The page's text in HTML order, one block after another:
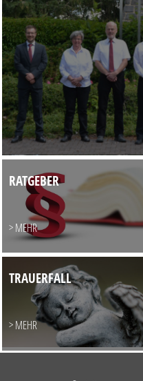
RATGEBER
> MEHR
TRAUERFALL
> MEHR